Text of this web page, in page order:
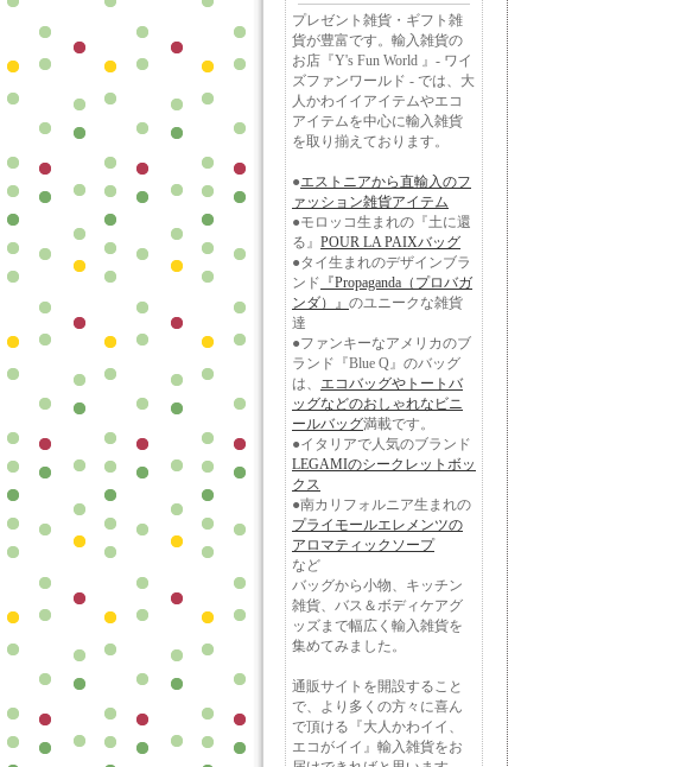
プレゼント雑貨・ギフト雑
貨が豊富です。輸入雑貨の
お店『Y's Fun World 』- ワイ
ズファンワールド - では、大
人かわイイアイテムやエコ
アイテムを中心に輸入雑貨
を取り揃えております。
●エストニアから直輸入のフ
ァッション雑貨アイテム
●モロッコ生まれの『土に還
る』 POUR LA PAIXバッグ
●タイ生まれのデザインブラ
ンド 『Propaganda（プロバガ
ンダ）』 のユニークな雑貨
達
●ファンキーなアメリカのブ
ランド『Blue Q』のバッグ
は、 エコバッグやトートバ
ッグなどのおしゃれなビニ
ールバッグ満載です。
●イタリアで人気のブランド
LEGAMIのシークレットボッ
クス
●南カリフォルニア生まれの
プライモールエレメンツの
アロマティックソープ
など
バッグから小物、キッチン
雑貨、バス＆ボディケアグ
ッズまで幅広く輸入雑貨を
集めてみました。
通販サイトを開設すること
で、より多くの方々に喜ん
で頂ける『大人かわイイ、
エコがイイ』輸入雑貨をお